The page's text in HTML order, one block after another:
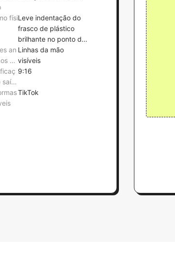
físiLeve indentação do
frasco de plástico
brilhante no ponto de
pressão
an
da
Linhas da mão
visíveis
saíd
9:16
TikTok